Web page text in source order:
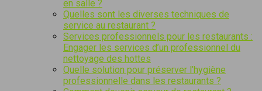
en salle ?
Quelles sont les diverses techniques de
service au restaurant ?
Services professionnels pour les restaurants :
Engager les services d’un professionnel du
nettoyage des hottes
Quelle solution pour préserver l’hygiène
professionnelle dans les restaurants ?